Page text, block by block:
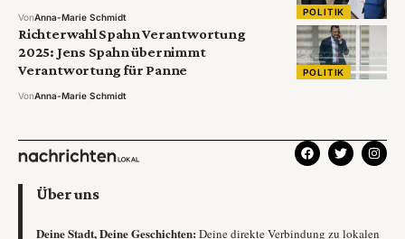
POLITIK
VonAnna-Marie Schmidt
POLITIK
Richterwahl Spahn Verantwortung
2025: Jens Spahn übernimmt
Verantwortung für Panne
VonAnna-Marie Schmidt
Über uns
Deine Stadt, Deine Geschichten: Deine direkte Verbindung zu lokalen